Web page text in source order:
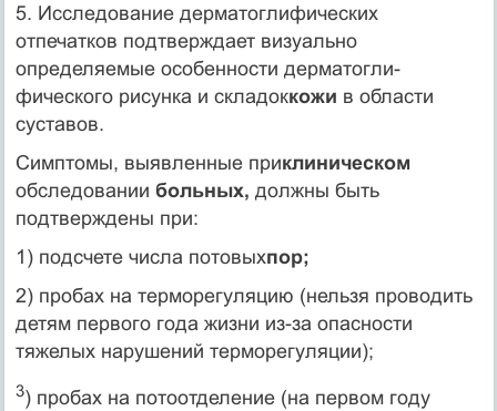
5. Исследование дерматоглифических
отпечатков подтверж­дает визуально
определяемые особенности дерматогли-
фического рисунка и складоккожи в области
суставов.
Симптомы, выявленные приклиническом
обследовании больных, должны быть
подтверждены при:
1) подсчете числа потовыхпор;
2) пробах на терморегуляцию (нельзя проводить
детям пер­вого года жизни из-за опасности
тяжелых нарушений тер­морегуляции);
3) пробах на потоотделение (на первом году